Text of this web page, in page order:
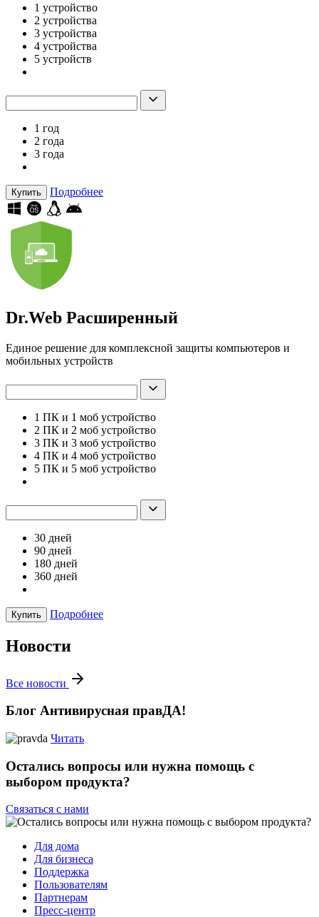
1 устройство
2 устройства
3 устройства
4 устройства
5 устройств
1 год
2 года
3 года
Купить Подробнее
Dr.Web Расширенный
Единое решение для комплексной защиты компьютеров и
мобильных устройств
1 ПК и 1 моб устройство
2 ПК и 2 моб устройство
3 ПК и 3 моб устройство
4 ПК и 4 моб устройство
5 ПК и 5 моб устройство
30 дней
90 дней
180 дней
360 дней
Купить Подробнее
Новости
Все новости
Блог Антивирусная правДА!
Читать
Остались вопросы или нужна помощь с
выбором продукта?
Связаться с нами
Для дома
Для бизнеса
Поддержка
Пользователям
Партнерам
Пресс-центр